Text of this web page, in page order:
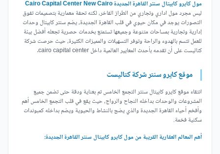
مول كايرو كابيتال سنتر القاهرة الجديدة Cairo Capital Center New Cairo
ليس مجرد مول اداري وتجاري من الطراز الفاخر، لكنه تحفة معمارية بتصميمات تفوق
التصورات يوجد في مكان حيوي في قلب القاهرة الجديدة، يضم سنتر كابيتال وحدات
إدارية وتجارية بمساحات متنوعة وجميعها تستمتع بخدمات حصرية تجعله أفضل بيئة
للعمل تتسم بالهدوء والراحة وتوفر التسهيلات والمميزات الكثيرة، حيث حرصت شركة
كتاليست على أن تقدمه بأحدث المعايير العالمية داخل cairo capital center.
موقع كايرو سنتر شركة كتاليست
انتقاء موقع كايرو كابيتال سنتر التجمع الخامس تم بعناية ودقة حتى تضمن جميع
المشروعات والوحدات بداخله النجاح والرواج، حيث يقع في قلب التجمع الخامس أهم
وأفخم أحياء القاهرة الجديدة والذي يضج بالنشاط والحيوية ويضم بداخله كمبوندات
سكنية فخمة.
أهم المعالم العقارية القريبة من مول كايرو كابيتال سنتر القاهرة الجديدة: